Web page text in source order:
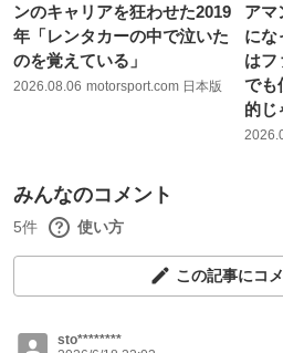
ンのキャリアを狂わせた2019
年「レンタカーの中で泣いた
のを覚えている」
2026.08.06 motorsport.com 日本版
アマ
に
はフ
でも
的じ
みんなのコメント
5件 使い方
この記事にコ
sto********